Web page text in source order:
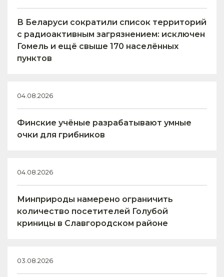
В Беларуси сократили список территорий
с радиоактивным загрязнением: исключен
Гомель и ещё свыше 170 населённых
пунктов
04.08.2026
Финские учёные разрабатывают умные
очки для грибников
04.08.2026
Минприроды намерено ограничить
количество посетителей Голубой
криницы в Славгородском районе
03.08.2026